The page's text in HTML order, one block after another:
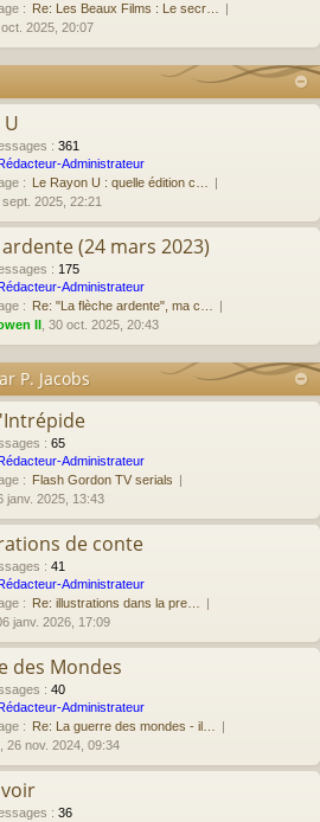
: Re: Les Beaux Films : Le secr…
oct. 2025, 20:07
U
: 361
Administrateur
: Le Rayon U : quelle édition c…
sept. 2025, 22:21
(24 mars 2023)
: 175
Administrateur
: Re: "La flèche ardente", ma c…
II , 30 oct. 2025, 20:43
P. Jacobs
: 65
Administrateur
: Flash Gordon TV serials
janv. 2025, 13:43
de conte
: 41
Administrateur
: Re: illustrations dans la pre…
06 janv. 2026, 17:09
des Mondes
: 40
Administrateur
: Re: La guerre des mondes - il…
, 26 nov. 2024, 09:34
: 36